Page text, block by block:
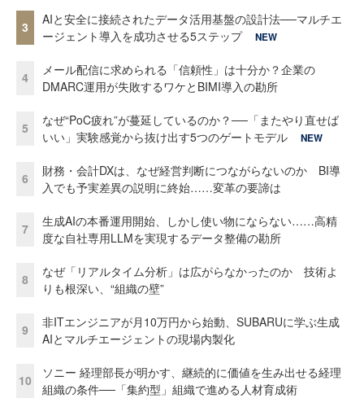
3
AIと安全に接続されたデータ活用基盤の設計法──マルチエ
ージェント導入を成功させる5ステップ
NEW
4
メール配信に求められる「信頼性」は十分か？企業の
DMARC運用が失敗するワケとBIMI導入の勘所
5
なぜ“PoC疲れ”が蔓延しているのか？──「またやり直せば
いい」実験感覚から抜け出す5つのゲートモデル
NEW
6
財務・会計DXは、なぜ経営判断につながらないのか BI導
入でも予実差異の説明に終始……変革の要諦は
7
生成AIの本番運用開始、しかし使い物にならない……高精
度な自社専用LLMを実現するデータ整備の勘所
8
なぜ「リアルタイム分析」は広がらなかったのか 技術よ
りも根深い、“組織の壁”
9
非ITエンジニアが月10万円から始動、SUBARUに学ぶ生成
AIとマルチエージェントの現場内製化
10
ソニー 経理部長が明かす、継続的に価値を生み出せる経理
組織の条件──「集約型」組織で進める人材育成術